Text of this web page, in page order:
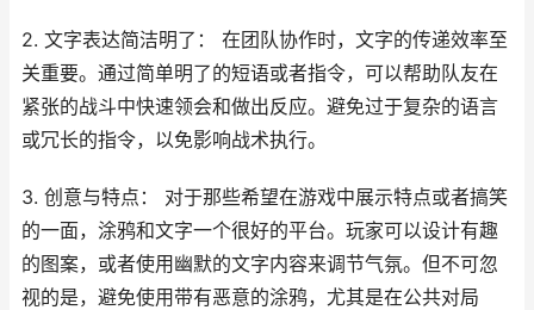
2. 文字表达简洁明了： 在团队协作时，文字的传递效率至
关重要。通过简单明了的短语或者指令，可以帮助队友在
紧张的战斗中快速领会和做出反应。避免过于复杂的语言
或冗长的指令，以免影响战术执行。
3. 创意与特点： 对于那些希望在游戏中展示特点或者搞笑
的一面，涂鸦和文字一个很好的平台。玩家可以设计有趣
的图案，或者使用幽默的文字内容来调节气氛。但不可忽
视的是，避免使用带有恶意的涂鸦，尤其是在公共对局